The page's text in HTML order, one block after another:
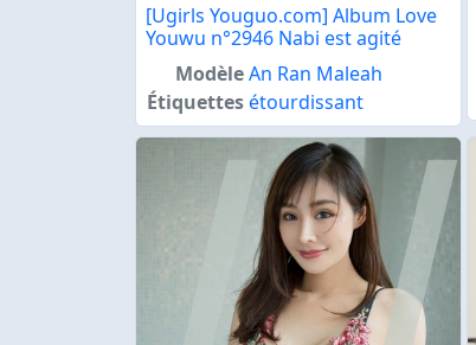
[Ugirls Youguo.com] Album Love
Youwu n°2946 Nabi est agité
ModèleAn Ran Maleah
Étiquettesétourdissant